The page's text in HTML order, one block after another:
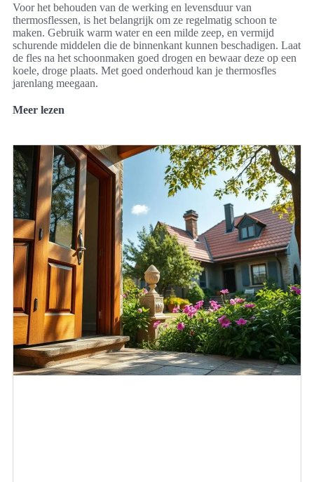
Voor het behouden van de werking en levensduur van
thermosflessen, is het belangrijk om ze regelmatig schoon te
maken. Gebruik warm water en een milde zeep, en vermijd
schurende middelen die de binnenkant kunnen beschadigen. Laat
de fles na het schoonmaken goed drogen en bewaar deze op een
koele, droge plaats. Met goed onderhoud kan je thermosfles
jarenlang meegaan.
Meer lezen